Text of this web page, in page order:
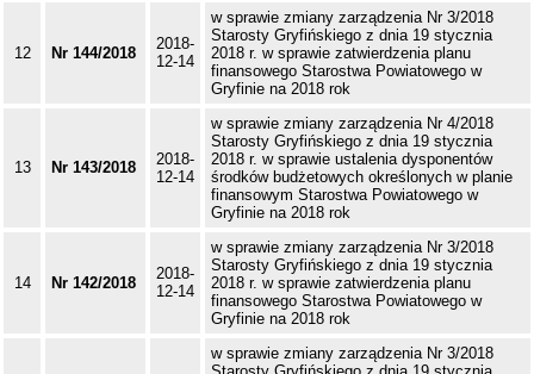
12 Nr 144/2018
2018-
12-14
w sprawie zmiany zarządzenia Nr 3/2018
Starosty Gryfińskiego z dnia 19 stycznia
2018 r. w sprawie zatwierdzenia planu
finansowego Starostwa Powiatowego w
Gryfinie na 2018 rok
13 Nr 143/2018
2018-
12-14
w sprawie zmiany zarządzenia Nr 4/2018
Starosty Gryfińskiego z dnia 19 stycznia
2018 r. w sprawie ustalenia dysponentów
środków budżetowych określonych w planie
finansowym Starostwa Powiatowego w
Gryfinie na 2018 rok
14 Nr 142/2018
2018-
12-14
w sprawie zmiany zarządzenia Nr 3/2018
Starosty Gryfińskiego z dnia 19 stycznia
2018 r. w sprawie zatwierdzenia planu
finansowego Starostwa Powiatowego w
Gryfinie na 2018 rok
w sprawie zmiany zarządzenia Nr 3/2018